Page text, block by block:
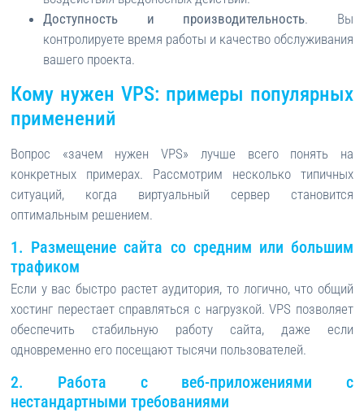
Доступность и производительность. Вы
контролируете время работы и качество обслуживания
вашего проекта.
Кому нужен VPS: примеры популярных
применений
Вопрос «зачем нужен VPS» лучше всего понять на
конкретных примерах. Рассмотрим несколько типичных
ситуаций, когда виртуальный сервер становится
оптимальным решением.
1. Размещение сайта со средним или большим
трафиком
Если у вас быстро растет аудитория, то логично, что общий
хостинг перестает справляться с нагрузкой. VPS позволяет
обеспечить стабильную работу сайта, даже если
одновременно его посещают тысячи пользователей.
2. Работа с веб-приложениями с
нестандартными требованиями